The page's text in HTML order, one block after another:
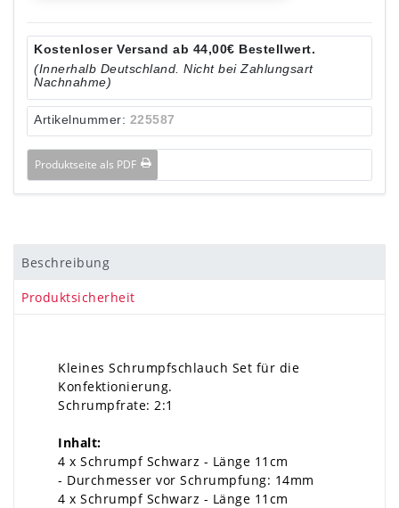
Kostenloser Versand ab 44,00€ Bestellwert.
(Innerhalb Deutschland. Nicht bei Zahlungsart
Nachnahme)
Artikelnummer: 225587
Produktseite als PDF
Beschreibung
Produktsicherheit
Kleines Schrumpfschlauch Set für die
Konfektionierung.
Schrumpfrate: 2:1
Inhalt:
4 x Schrumpf Schwarz - Länge 11cm
- Durchmesser vor Schrumpfung: 14mm
4 x Schrumpf Schwarz - Länge 11cm